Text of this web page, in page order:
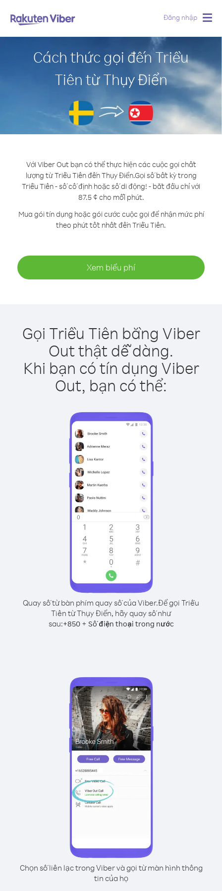
Đăng nhập
Cách thức gọi đến Triều
Tiên từ Thụy Điển
Với Viber Out bạn có thể thực hiện các cuộc gọi chất
lượng từ Triều Tiên đến Thụy Điển.Gọi số bất kỳ trong
Triều Tiên - số cố định hoặc số di động! - bắt đầu chỉ với
87.5 ¢ cho mỗi phút.
Mua gói tín dụng hoặc gói cước cuộc gọi để nhận mức phí
theo phút tốt nhất đến Triều Tiên.
Xem biểu phí
Gọi Triều Tiên bằng Viber
Out thật dễ dàng.
Khi bạn có tín dụng Viber
Out, bạn có thể:
Quay số từ bàn phím quay số của Viber.Để gọi Triều
Tiên từ Thụy Điển, hãy quay số như
sau:+850+ Số điện thoại trong nước
Chọn số liên lạc trong Viber và gọi từ màn hình thông
tin của họ